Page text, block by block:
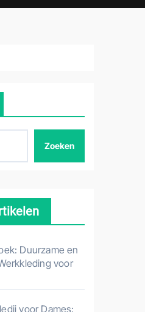
Zoeken
Duurzame en
voor
voor Dames: